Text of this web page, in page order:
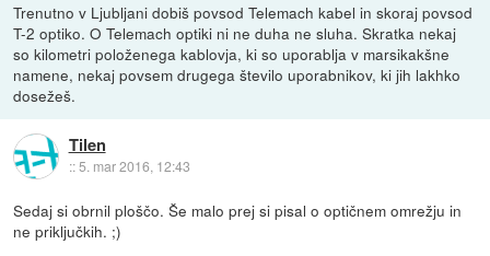
Trenutno v Ljubljani dobiš povsod Telemach kabel in skoraj povsod
T-2 optiko. O Telemach optiki ni ne duha ne sluha. Skratka nekaj
so kilometri položenega kablovja, ki so uporablja v marsikakšne
namene, nekaj povsem drugega število uporabnikov, ki jih lakhko
dosežeš.
Tilen
::5. mar 2016, 12:43
Sedaj si obrnil ploščo. Še malo prej si pisal o optičnem omrežju in
ne priključkih. ;)